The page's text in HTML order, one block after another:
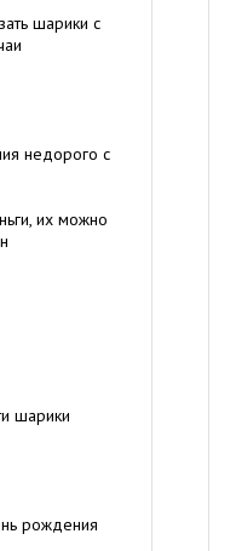
шарики с
недорого с
их можно
шарики
рождения